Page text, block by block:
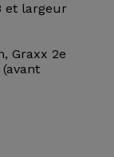
et largeur
Graxx 2e